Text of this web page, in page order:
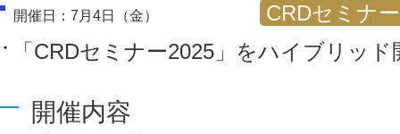
開催日：7月4日（金）
CRDセミナー
「CRDセミナー2025」をハイブリッ
開催内容